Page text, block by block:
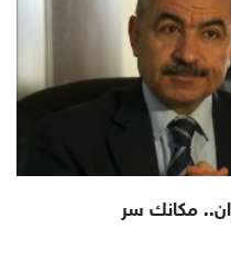
مكانك سر